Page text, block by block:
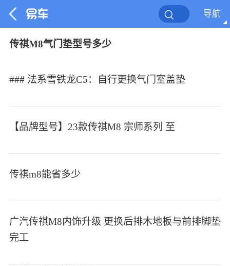
导航
传祺M8气门垫型号多少
### 法系雪铁龙C5：自行更换气门室盖垫
【品牌型号】23款传祺M8 宗师系列 至
传祺m8能省多少
广汽传祺M8内饰升级 更换后排木地板与前排脚垫
完工